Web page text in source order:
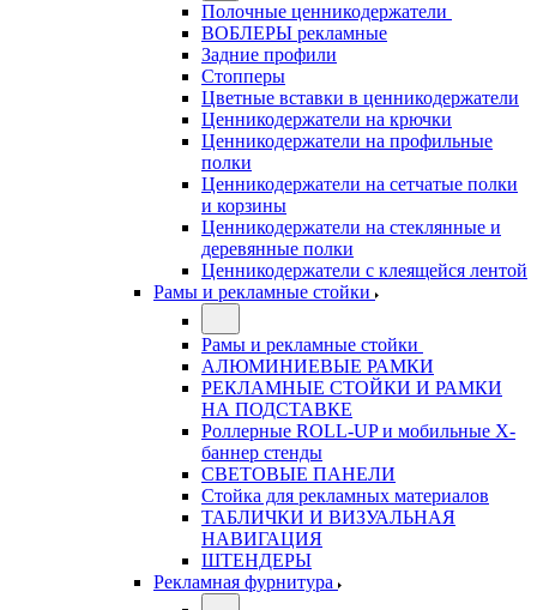
Полочные ценникодержатели
ВОБЛЕРЫ рекламные
Задние профили
Стопперы
Цветные вставки в ценникодержатели
Ценникодержатели на крючки
Ценникодержатели на профильные
полки
Ценникодержатели на сетчатые полки
и корзины
Ценникодержатели на стеклянные и
деревянные полки
Ценникодержатели с клеящейся лентой
Рамы и рекламные стойки
Рамы и рекламные стойки
АЛЮМИНИЕВЫЕ РАМКИ
РЕКЛАМНЫЕ СТОЙКИ И РАМКИ
НА ПОДСТАВКЕ
Роллерные ROLL-UP и мобильные X-
баннер стенды
СВЕТОВЫЕ ПАНЕЛИ
Стойка для рекламных материалов
ТАБЛИЧКИ И ВИЗУАЛЬНАЯ
НАВИГАЦИЯ
ШТЕНДЕРЫ
Рекламная фурнитура